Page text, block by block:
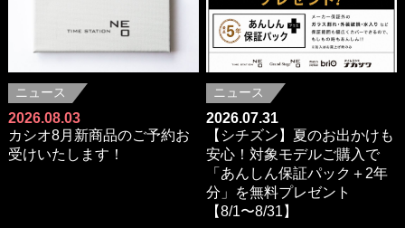
ニュース
2026.08.03
カシオ8月新商品のご予約お
受けいたします！
ニュース
2026.07.31
【シチズン】夏のお出かけも
安心！対象モデルご購入で
「あんしん保証パック＋2年
分」を無料プレゼント
【8/1〜8/31】